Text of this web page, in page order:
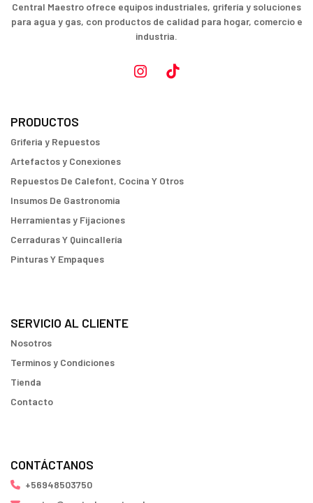
Central Maestro ofrece equipos industriales, grifería y soluciones
para agua y gas, con productos de calidad para hogar, comercio e
industria.
PRODUCTOS
Griferia y Repuestos
Artefactos y Conexiones
Repuestos De Calefont, Cocina Y Otros
Insumos De Gastronomia
Herramientas y Fijaciones
Cerraduras Y Quincallería
Pinturas Y Empaques
SERVICIO AL CLIENTE
Nosotros
Terminos y Condiciones
Tienda
Contacto
CONTÁCTANOS
+56948503750